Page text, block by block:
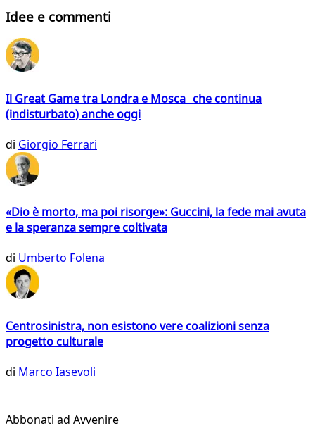
Idee e commenti
Il Great Game tra Londra e Mosca che continua
(indisturbato) anche oggi
di Giorgio Ferrari
«Dio è morto, ma poi risorge»: Guccini, la fede mai avuta
e la speranza sempre coltivata
di Umberto Folena
Centrosinistra, non esistono vere coalizioni senza
progetto culturale
di Marco Iasevoli
Abbonati ad Avvenire